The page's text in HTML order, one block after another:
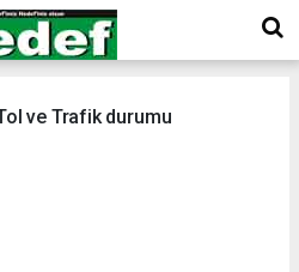
ve Trafik durumu